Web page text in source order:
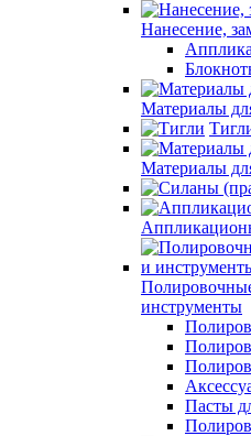
Нанесение,
Материалы
Материалы
инструменты
Пасты